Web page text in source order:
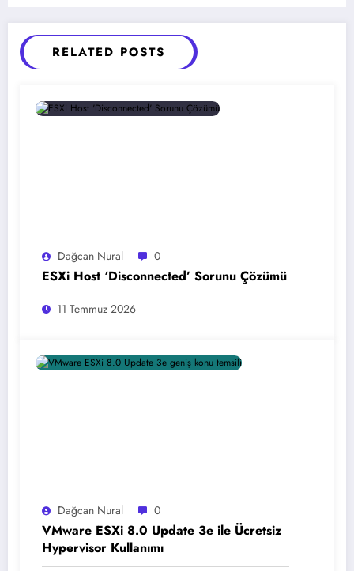
RELATED POSTS
Dağcan Nural 0
ESXi Host ‘Disconnected’ Sorunu Çözümü
11 Temmuz 2026
Dağcan Nural 0
VMware ESXi 8.0 Update 3e ile Ücretsiz
Hypervisor Kullanımı